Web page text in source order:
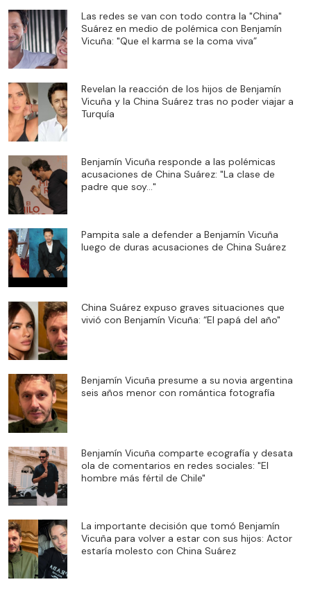
Las redes se van con todo contra la "China"
Suárez en medio de polémica con Benjamín
Vicuña: "Que el karma se la coma viva”
Revelan la reacción de los hijos de Benjamín
Vicuña y la China Suárez tras no poder viajar a
Turquía
Benjamín Vicuña responde a las polémicas
acusaciones de China Suárez: "La clase de
padre que soy..."
Pampita sale a defender a Benjamín Vicuña
luego de duras acusaciones de China Suárez
China Suárez expuso graves situaciones que
vivió con Benjamín Vicuña: “El papá del año"
Benjamín Vicuña presume a su novia argentina
seis años menor con romántica fotografía
Benjamín Vicuña comparte ecografía y desata
ola de comentarios en redes sociales: "El
hombre más fértil de Chile"
La importante decisión que tomó Benjamín
Vicuña para volver a estar con sus hijos: Actor
estaría molesto con China Suárez